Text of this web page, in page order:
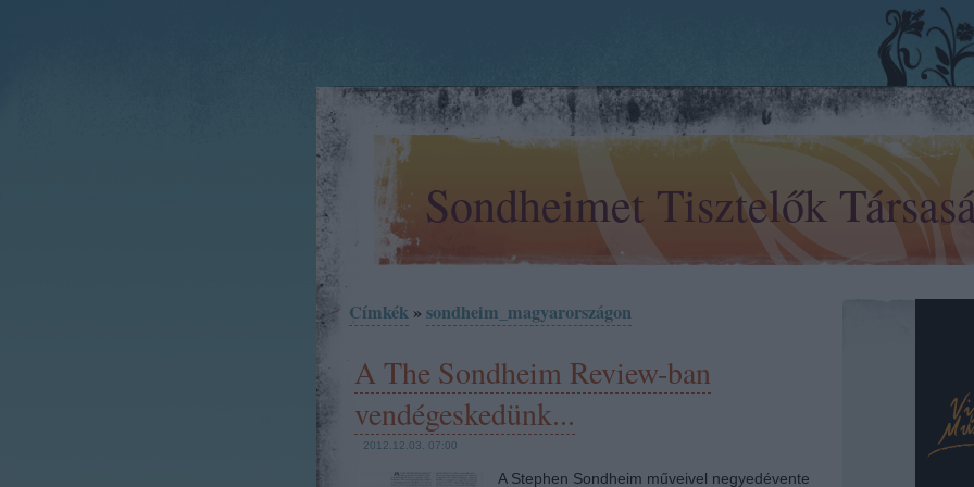
Sondheimet Tisztelők
Címkék» sondheim_magyarországon
A The Sondheim Review-ban
vendégeskedünk...
2012.12.03. 07:00
A Stephen Sondheim műveivel negyedévente